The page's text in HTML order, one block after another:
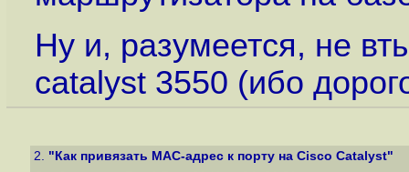
Ну и, разумеется, не
catalyst 3550 (ибо
2. "Как привязать MAC-адрес к порту на Cisco Catalyst"